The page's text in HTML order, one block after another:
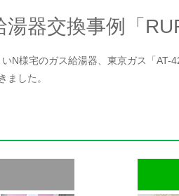
器交換事例「
N様宅のガス給湯器、東京ガス「AT-
ました。